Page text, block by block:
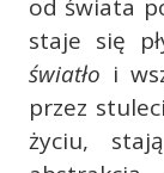
od świata
staje się
światło i
przez
życiu,